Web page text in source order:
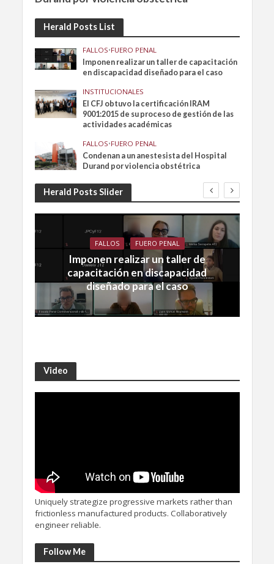
Herald Posts List
FALLOS•FUERO PENAL
Imponen realizar un taller de capacitación
en discapacidad diseñado para el caso
INSTITUCIONALES
El CFJ obtuvo la certificación IRAM
9001:2015 de su proceso de gestión de las
actividades académicas
FALLOS•FUERO PENAL
Condenan a un anestesista del Hospital
Durand por violencia obstétrica
Herald Posts Slider
FALLOS FUERO PENAL
Imponen realizar un taller de
capacitación en discapacidad
diseñado para el caso
Video
Uniquely strategize progressive markets rather than
frictionless manufactured products. Collaboratively
engineer reliable.
Follow Me